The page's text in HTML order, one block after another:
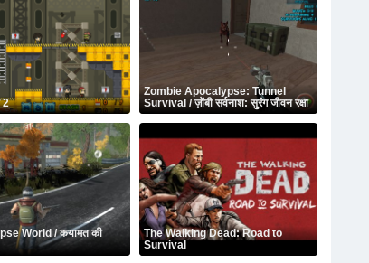
2
Zombie Apocalypse: Tunnel
Survival / ज़ोंबी सर्वनाश: सुरंग जीवन रक्षा
World / कयामत की
The Walking Dead: Road to
Survival